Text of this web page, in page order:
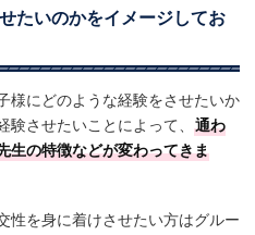
たいのかをイメージしてお
様にどのような経験をさせたいか
させたいことによって、 通わ
生の特徴などが変わってきま
性を身に着けさせたい方はグルー